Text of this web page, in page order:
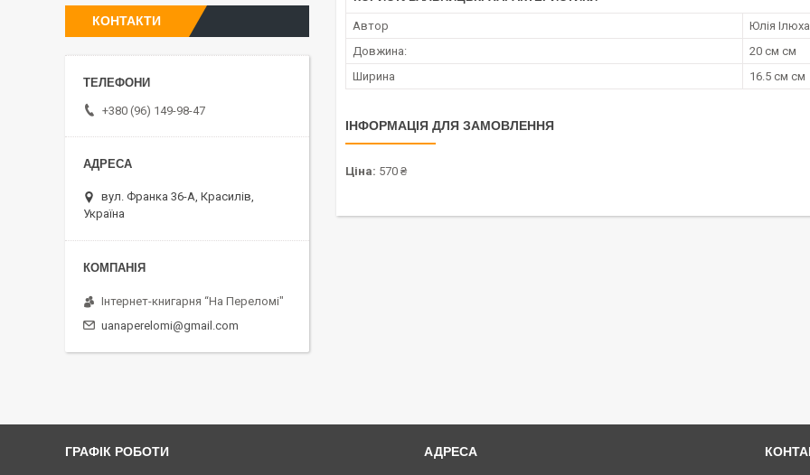
Автор
Юлія Ілюха
Довжина:
20 см см
Ширина
16.5 см см
ІНФОРМАЦІЯ ДЛЯ ЗАМОВЛЕННЯ
Ціна: 570 ₴
КОНТАКТИ
+380 (96) 149-98-47
вул. Франка 36-А, Красилів,
Україна
Інтернет-книгарня “На Переломі"
uanaperelomi@gmail.com
ГРАФІК РОБОТИ